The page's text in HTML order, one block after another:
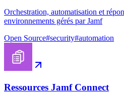
Orchestration, automatisation et
environnements gérés par Jamf
Open Source#security#automation
Ressources Jamf Connect